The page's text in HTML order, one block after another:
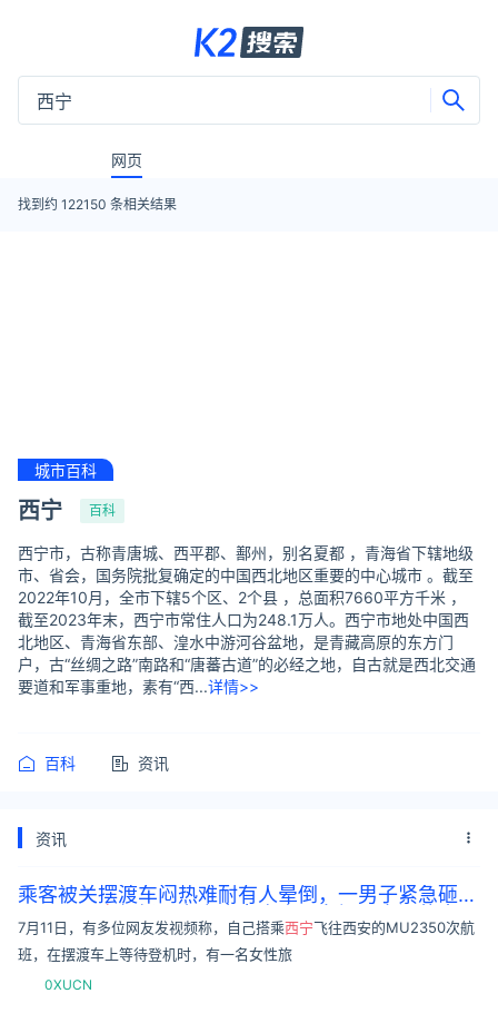
网页
找到约 122150 条相关结果
城市百科
西宁 百科
西宁市，古称青唐城、西平郡、鄯州，别名夏都 ，青海省下辖地级
市、省会，国务院批复确定的中国西北地区重要的中心城市 。截至
2022年10月，全市下辖5个区、2个县 ，总面积7660平方千米 ，
截至2023年末，西宁市常住人口为248.1万人。西宁市地处中国西
北地区、青海省东部、湟水中游河谷盆地，是青藏高原的东方门
户，古“丝绸之路”南路和“唐蕃古道”的必经之地，自古就是西北交通
要道和军事重地，素有“西...详情>>
百科 资讯
资讯
乘客被关摆渡车闷热难耐有人晕倒，一男子紧急砸窗
常
7月11日，有多位网友发视频称，自己搭乘西宁飞往西安的MU2350次航
班，在摆渡车上等待登机时，有一名女性旅
0XUCN